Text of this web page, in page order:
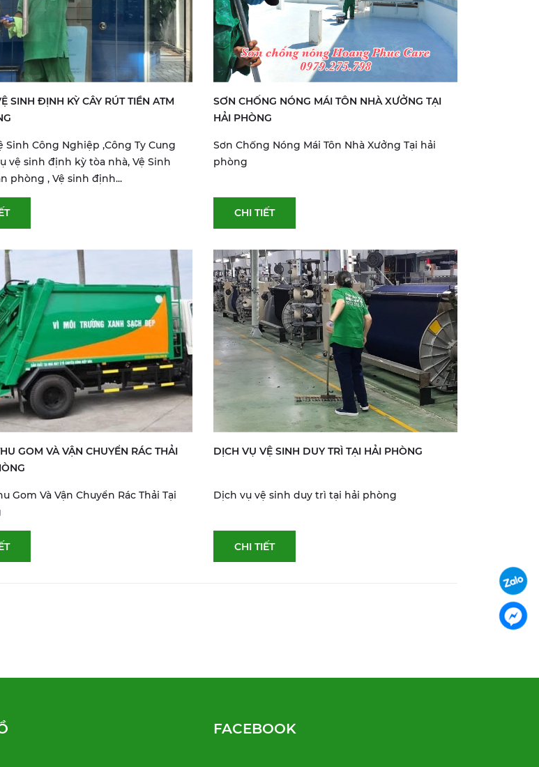
SINH ĐỊNH KỲ CÂY RÚT TIỀN ATM
Sinh Công Nghiệp ,Công Ty Cung
vệ sinh định kỳ tòa nhà, Vệ Sinh
phòng , Vệ sinh định...
SƠN CHỐNG NÓNG MÁI TÔN NHÀ XƯỞNG TẠI
HẢI PHÒNG
Sơn Chống Nóng Mái Tôn Nhà Xưởng Tại hải
phòng
CHI TIẾT
GOM VÀ VẬN CHUYỂN RÁC THẢI
Gom Và Vận Chuyển Rác Thải Tại
DỊCH VỤ VỆ SINH DUY TRÌ TẠI HẢI PHÒNG
Dịch vụ vệ sinh duy trì tại hải phòng
CHI TIẾT
FACEBOOK